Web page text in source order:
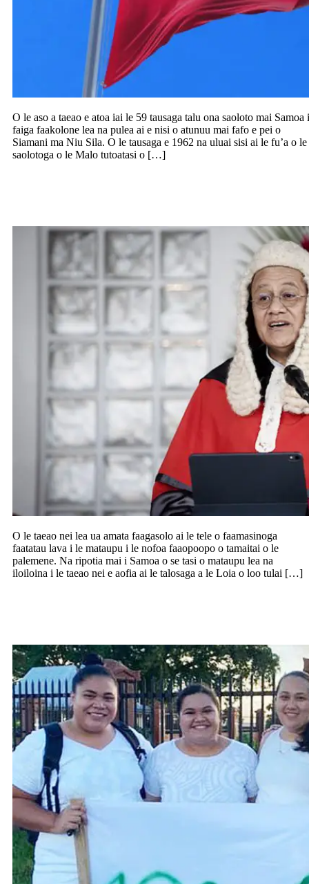
O le aso a taeao e atoa iai le 59 tausaga talu ona saoloto mai Samoa i
faiga faakolone lea na pulea ai e nisi o atunuu mai fafo e pei o
Siamani ma Niu Sila. O le tausaga e 1962 na uluai sisi ai le fu’a o le
saolotoga o le Malo tutoatasi o […]
O le taeao nei lea ua amata faagasolo ai le tele o faamasinoga
faatatau lava i le mataupu i le nofoa faaopoopo o tamaitai o le
palemene. Na ripotia mai i Samoa o se tasi o mataupu lea na
iloiloina i le taeao nei e aofia ai le talosaga a le Loia o loo tulai […]